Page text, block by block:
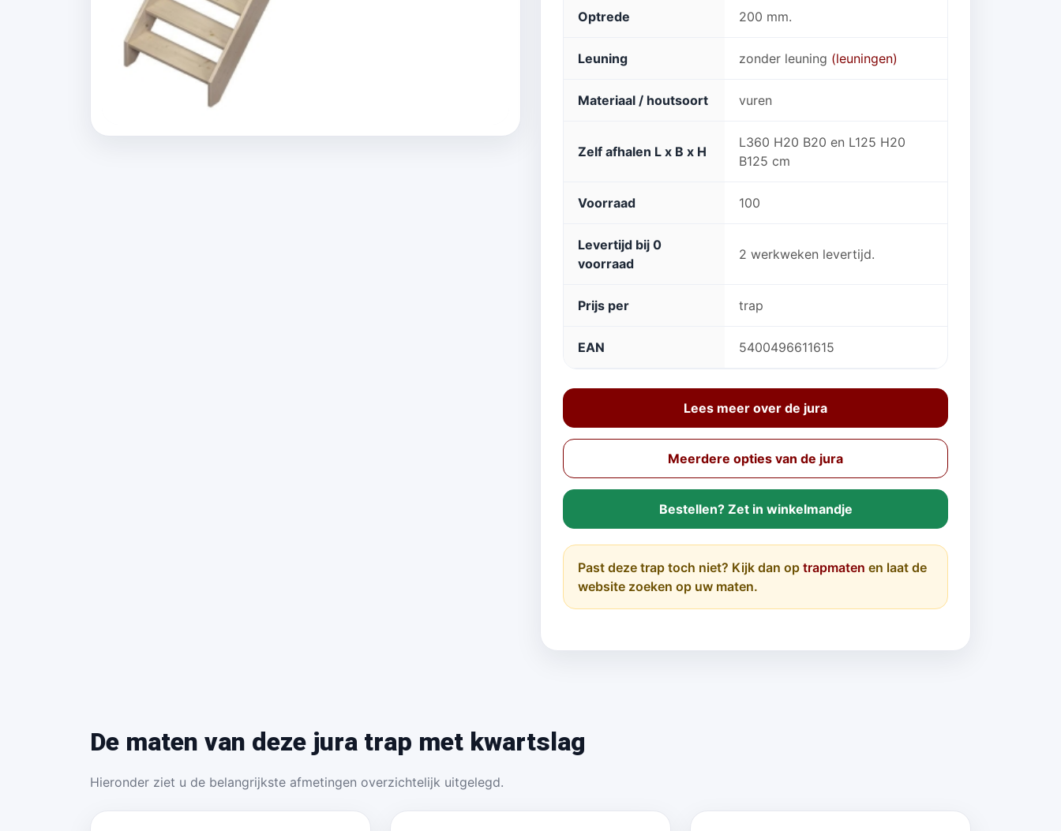
Optrede 200 mm.
Leuning zonder leuning (leuningen)
Materiaal / houtsoort vuren
Zelf afhalen L x B x H
L360 H20 B20 en L125 H20
B125 cm
Voorraad 100
Levertijd bij 0
voorraad
2 werkweken levertijd.
Prijs per trap
EAN 5400496611615
Lees meer over de jura
Meerdere opties van de jura
Bestellen? Zet in winkelmandje
Past deze trap toch niet? Kijk dan op trapmaten en laat de
website zoeken op uw maten.
De maten van deze jura trap met kwartslag
Hieronder ziet u de belangrijkste afmetingen overzichtelijk uitgelegd.